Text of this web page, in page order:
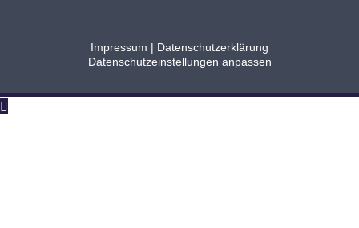
Impressum | Datenschutzerklärung
Datenschutzeinstellungen anpassen